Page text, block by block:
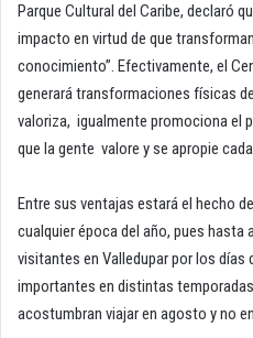
Parque Cultural del Caribe, declaró
impacto en virtud de que
conocimiento”. Efectivamente, el
generará transformaciones físicas
valoriza, igualmente promociona el
que la gente valore y se apropie
Entre sus ventajas estará el hecho
cualquier época del año, pues
visitantes en Valledupar por los días
importantes en distintas
acostumbran viajar en agosto y no